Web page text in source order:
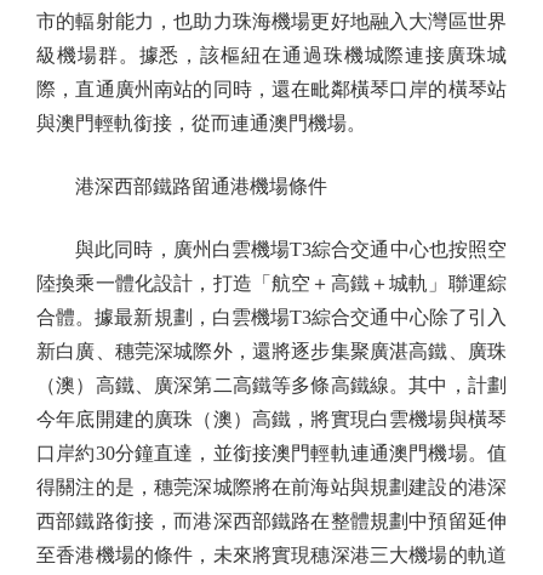
市的輻射能力，也助力珠海機場更好地融入大灣區世界
級機場群。據悉，該樞紐在通過珠機城際連接廣珠城
際，直通廣州南站的同時，還在毗鄰橫琴口岸的橫琴站
與澳門輕軌銜接，從而連通澳門機場。
港深西部鐵路留通港機場條件
與此同時，廣州白雲機場T3綜合交通中心也按照空
陸換乘一體化設計，打造「航空＋高鐵＋城軌」聯運綜
合體。據最新規劃，白雲機場T3綜合交通中心除了引入
新白廣、穗莞深城際外，還將逐步集聚廣湛高鐵、廣珠
（澳）高鐵、廣深第二高鐵等多條高鐵線。其中，計劃
今年底開建的廣珠（澳）高鐵，將實現白雲機場與橫琴
口岸約30分鐘直達，並銜接澳門輕軌連通澳門機場。值
得關注的是，穗莞深城際將在前海站與規劃建設的港深
西部鐵路銜接，而港深西部鐵路在整體規劃中預留延伸
至香港機場的條件，未來將實現穗深港三大機場的軌道